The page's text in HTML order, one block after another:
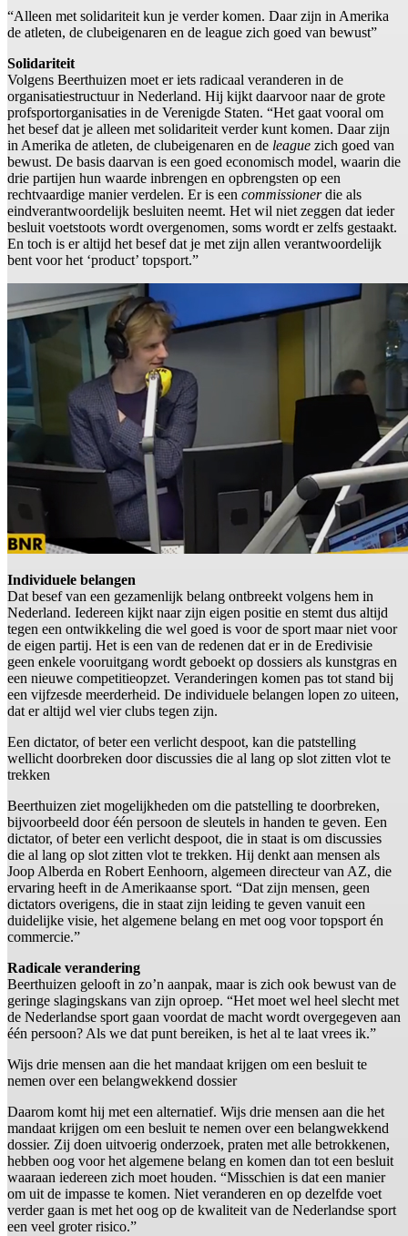
“Alleen met solidariteit kun je verder komen. Daar zijn in Amerika
de atleten, de clubeigenaren en de league zich goed van bewust”
Solidariteit
Volgens Beerthuizen moet er iets radicaal veranderen in de
organisatiestructuur in Nederland. Hij kijkt daarvoor naar de grote
profsportorganisaties in de Verenigde Staten. “Het gaat vooral om
het besef dat je alleen met solidariteit verder kunt komen. Daar zijn
in Amerika de atleten, de clubeigenaren en de league zich goed van
bewust. De basis daarvan is een goed economisch model, waarin die
drie partijen hun waarde inbrengen en opbrengsten op een
rechtvaardige manier verdelen. Er is een commissionerdie als
eindverantwoordelijk besluiten neemt. Het wil niet zeggen dat ieder
besluit voetstoots wordt overgenomen, soms wordt er zelfs gestaakt.
En toch is er altijd het besef dat je met zijn allen verantwoordelijk
bent voor het ‘product’ topsport.”
Individuele belangen
Dat besef van een gezamenlijk belang ontbreekt volgens hem in
Nederland. Iedereen kijkt naar zijn eigen positie en stemt dus altijd
tegen een ontwikkeling die wel goed is voor de sport maar niet voor
de eigen partij. Het is een van de redenen dat er in de Eredivisie
geen enkele vooruitgang wordt geboekt op dossiers als kunstgras en
een nieuwe competitieopzet. Veranderingen komen pas tot stand bij
een vijfzesde meerderheid. De individuele belangen lopen zo uiteen,
dat er altijd wel vier clubs tegen zijn.
Een dictator, of beter een verlicht despoot, kan die patstelling
wellicht doorbreken door discussies die al lang op slot zitten vlot te
trekken
Beerthuizen ziet mogelijkheden om die patstelling te doorbreken,
bijvoorbeeld door één persoon de sleutels in handen te geven. Een
dictator, of beter een verlicht despoot, die in staat is om discussies
die al lang op slot zitten vlot te trekken. Hij denkt aan mensen als
Joop Alberda en Robert Eenhoorn, algemeen directeur van AZ, die
ervaring heeft in de Amerikaanse sport. “Dat zijn mensen, geen
dictators overigens, die in staat zijn leiding te geven vanuit een
duidelijke visie, het algemene belang en met oog voor topsport én
commercie.”
Radicale verandering
Beerthuizen gelooft in zo’n aanpak, maar is zich ook bewust van de
geringe slagingskans van zijn oproep. “Het moet wel heel slecht met
de Nederlandse sport gaan voordat de macht wordt overgegeven aan
één persoon? Als we dat punt bereiken, is het al te laat vrees ik.”
Wijs drie mensen aan die het mandaat krijgen om een besluit te
nemen over een belangwekkend dossier
Daarom komt hij met een alternatief. Wijs drie mensen aan die het
mandaat krijgen om een besluit te nemen over een belangwekkend
dossier. Zij doen uitvoerig onderzoek, praten met alle betrokkenen,
hebben oog voor het algemene belang en komen dan tot een besluit
waaraan iedereen zich moet houden. “Misschien is dat een manier
om uit de impasse te komen. Niet veranderen en op dezelfde voet
verder gaan is met het oog op de kwaliteit van de Nederlandse sport
een veel groter risico.”